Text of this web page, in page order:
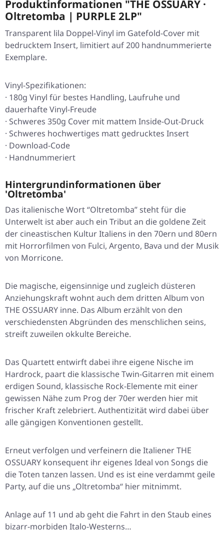
Produktinformationen "THE OSSUARY ·
Oltretomba | PURPLE 2LP"
Transparent lila Doppel-Vinyl im Gatefold-Cover mit
bedrucktem Insert, limitiert auf 200 handnummerierte
Exemplare.
Vinyl-Spezifikationen:
· 180g Vinyl für bestes Handling, Laufruhe und
dauerhafte Vinyl-Freude
· Schweres 350g Cover mit mattem Inside-Out-Druck
· Schweres hochwertiges matt gedrucktes Insert
· Download-Code
· Handnummeriert
Hintergrundinformationen über
'Oltretomba'
Das italienische Wort “Oltretomba” steht für die
Unterwelt ist aber auch ein Tribut an die goldene Zeit
der cineastischen Kultur Italiens in den 70ern und 80ern
mit Horrorfilmen von Fulci, Argento, Bava und der Musik
von Morricone.
Die magische, eigensinnige und zugleich düsteren
Anziehungskraft wohnt auch dem dritten Album von
THE OSSUARY inne. Das Album erzählt von den
verschiedensten Abgründen des menschlichen seins,
streift zuweilen okkulte Bereiche.
Das Quartett entwirft dabei ihre eigene Nische im
Hardrock, paart die klassische Twin-Gitarren mit einem
erdigen Sound, klassische Rock-Elemente mit einer
gewissen Nähe zum Prog der 70er werden hier mit
frischer Kraft zelebriert. Authentizität wird dabei über
alle gängigen Konventionen gestellt.
Erneut verfolgen und verfeinern die Italiener THE
OSSUARY konsequent ihr eigenes Ideal von Songs die
die Toten tanzen lassen. Und es ist eine verdammt geile
Party, auf die uns „Oltretomba“ hier mitnimmt.
Anlage auf 11 und ab geht die Fahrt in den Staub eines
bizarr-morbiden Italo-Westerns…